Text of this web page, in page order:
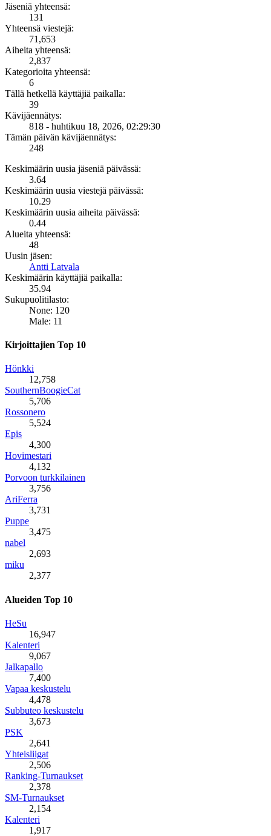
Jäseniä yhteensä:
131
Yhteensä viestejä:
71,653
Aiheita yhteensä:
2,837
Kategorioita yhteensä:
6
Tällä hetkellä käyttäjiä paikalla:
39
Kävijäennätys:
818 - huhtikuu 18, 2026, 02:29:30
Tämän päivän kävijäennätys:
248
Keskimäärin uusia jäseniä päivässä:
3.64
Keskimäärin uusia viestejä päivässä:
10.29
Keskimäärin uusia aiheita päivässä:
0.44
Alueita yhteensä:
48
Uusin jäsen:
Antti Latvala
Keskimäärin käyttäjiä paikalla:
35.94
Sukupuolitilasto:
None: 120
Male: 11
Kirjoittajien Top 10
Hönkki
12,758
SouthernBoogieCat
5,706
Rossonero
5,524
Epis
4,300
Hovimestari
4,132
Porvoon turkkilainen
3,756
AriFerra
3,731
Puppe
3,475
nabel
2,693
miku
2,377
Alueiden Top 10
HeSu
16,947
Kalenteri
9,067
Jalkapallo
7,400
Vapaa keskustelu
4,478
Subbuteo keskustelu
3,673
PSK
2,641
Yhteisliigat
2,506
Ranking-Turnaukset
2,378
SM-Turnaukset
2,154
Kalenteri
1,917